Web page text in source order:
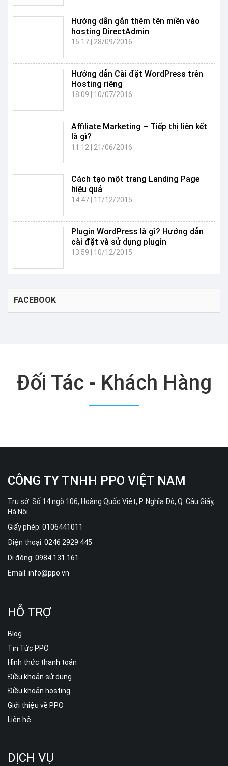
Hướng dẫn gắn thêm tên miền vào
hosting DirectAdmin
15:17| 28/09/2016
Hướng dẫn Cài đặt WordPress trên
Hosting riêng
18:09 | 10/07/2016
Affiliate Marketing – Tiếp thị liên kết
là gì?
11:12 | 21/06/2016
Cách tạo một trang Landing Page
hiệu quả
14:47| 11/12/2015
Plugin WordPress là gì? Hướng dẫn
cài đặt và sử dụng plugin
13:59 | 10/12/2015
FACEBOOK
Đối Tác - Khách Hàng
CÔNG TY TNHH PPO VIỆT NAM
Trụ sở: Số 14 ngõ 106, Hoàng Quốc Việt, P. Nghĩa Đô, Q. Cầu Giấy,
Hà Nội
Giấy phép: 0106441011
Điện thoại: 0246 2929 445
Di động: 0984.131.161
Email: info@ppo.vn
HỖ TRỢ
Blog
Tin Tức PPO
Hình thức thanh toán
Điều khoản sử dụng
Điều khoản hosting
Giới thiệu về PPO
Liên hệ
DỊCH VỤ